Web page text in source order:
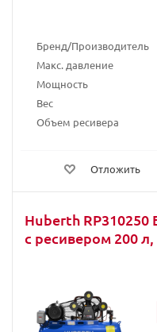
Бренд/Производитель
Макс. давление
Мощность
Вес
Объем ресивера
Отложить
Huberth
с ресивером 200 л,